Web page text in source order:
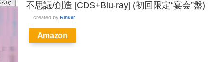
不思議/創造 [CDS+Blu-ray] (初回限定“宴会”盤)
created by Rinker
Amazon